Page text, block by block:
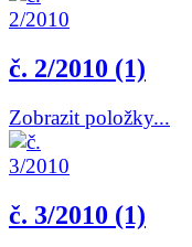
č. 2/2010 (1)
Zobrazit položky...
č. 3/2010 (1)